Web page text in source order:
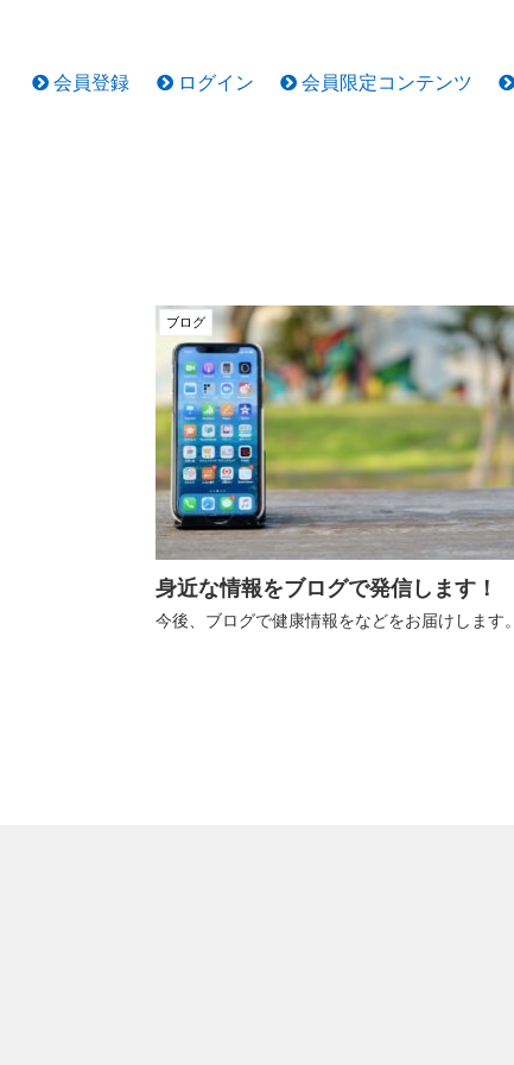
会員登録 ログイン 会員限定コンテンツ
ブログ
身近な情報をブログで発信します！
今後、ブログで健康情報をなどをお届けします。